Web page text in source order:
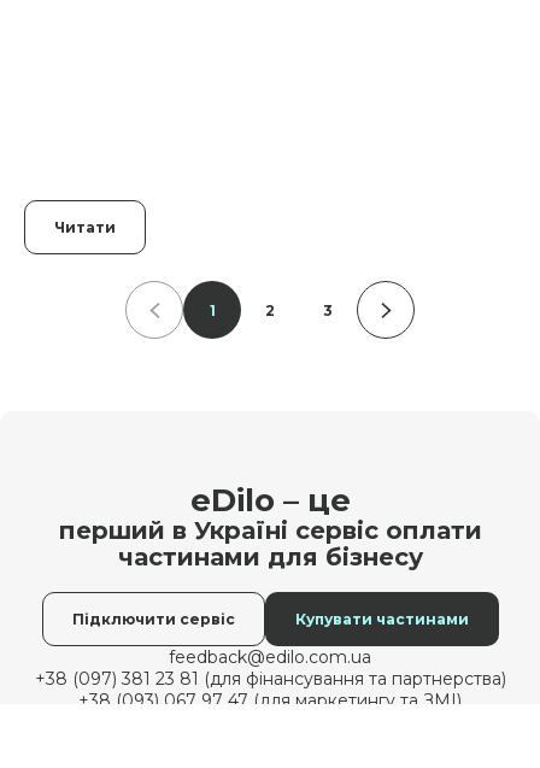
eDilo – це
перший в Україні сервіс оплати
частинами для бізнесу
Підключити сервіс Купувати частинами